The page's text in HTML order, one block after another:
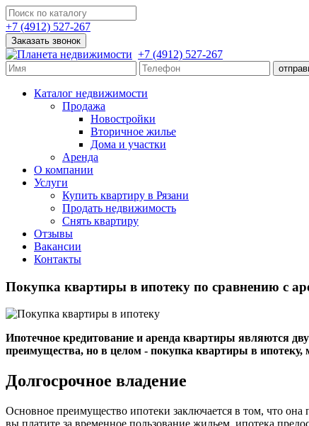
+7 (4912) 527-267
Заказать звонок
+7 (4912) 527-267
Каталог недвижимости
Продажа
Новостройки
Вторичное жилье
Дома и участки
Аренда
О компании
Услуги
Купить квартиру в Рязани
Продать недвижимость
Снять квартиру
Отзывы
Вакансии
Контакты
Покупка квартиры в ипотеку по сравнению с
Ипотечное кредитование и аренда квартиры являются
преимущества, но в целом - покупка квартиры в
Долгосрочное владение
Основное преимущество ипотеки заключается в том, что она